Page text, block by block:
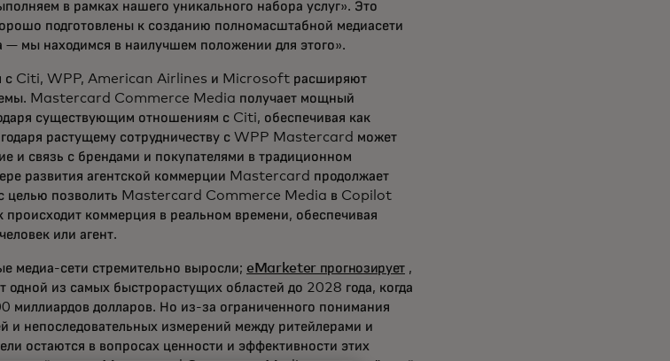
в рамках нашего уникального набора услуг». Это
подготовлены к созданию полномасштабной медиасети
— мы находимся в наилучшем положении для этого».
с Citi, WPP, American Airlines и Microsoft расширяют
Mastercard Commerce Media получает мощный
существующим отношениям с Citi, обеспечивая как
растущему сотрудничеству с WPP Mastercard может
и связь с брендами и покупателями в традиционном
развития агентской коммерции Mastercard продолжает
целью позволить Mastercard Commerce Media в Copilot
коммерция в реальном времени, обеспечивая
или агент.
медиа-сети стремительно выросли; eMarketer прогнозирует,
одной из самых быстрорастущих областей до 2028 года, когда
миллиардов долларов. Но из-за ограниченного понимания
и непоследовательных измерений между ритейлерами и
остаются в вопросах ценности и эффективности этих